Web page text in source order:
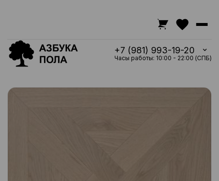
+7 (981) 993-19-20
Часы работы: 10:00 - 22:00 (СПБ)